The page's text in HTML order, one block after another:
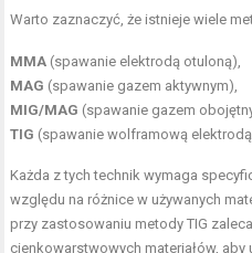
Warto zaznaczyć, że istnieje wiele
MMA (spawanie elektrodą otuloną),
MAG (spawanie gazem aktywnym),
MIG/MAG (spawanie gazem
TIG (spawanie wolframową
Każda z tych technik wymaga
względu na różnice w używanych
przy zastosowaniu metody TIG
cienkowarstwowych materiałów,